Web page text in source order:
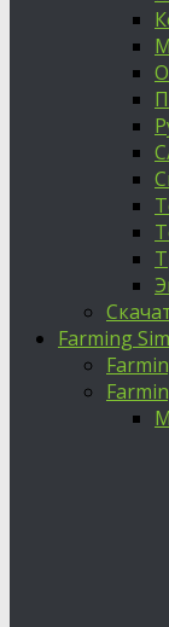
Farming